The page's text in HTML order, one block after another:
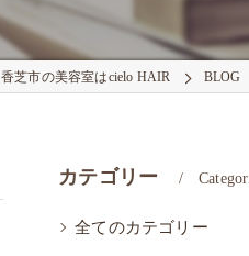
香芝市の美容室はcielo HAIR BLOG
カテゴリー
全てのカテゴリー